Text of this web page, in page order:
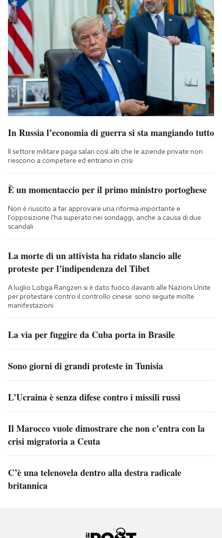
In Russia l’economia di guerra si sta mangiando tutto
Il settore militare paga salari così alti che le aziende private non
riescono a competere ed entrano in crisi
È un momentaccio per il primo ministro portoghese
Non è riuscito a far approvare una riforma importante e
l'opposizione l'ha superato nei sondaggi, anche a causa di due
scandali
La morte di un attivista ha ridato slancio alle
proteste per l’indipendenza del Tibet
A luglio Lobga Rangzen si è dato fuoco davanti alle Nazioni Unite
per protestare contro il controllo cinese: sono seguite molte
manifestazioni
La via per fuggire da Cuba porta in Brasile
Sono giorni di grandi proteste in Tunisia
L’Ucraina è senza difese contro i missili russi
Il Marocco vuole dimostrare che non c’entra con la
crisi migratoria a Ceuta
C’è una telenovela dentro alla destra radicale
britannica